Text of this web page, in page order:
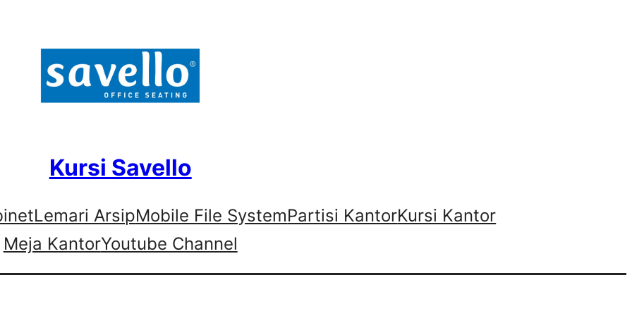
Kursi Savello
Lemari ArsipMobile File SystemPartisi KantorKursi Kantor
Meja KantorYoutube Channel